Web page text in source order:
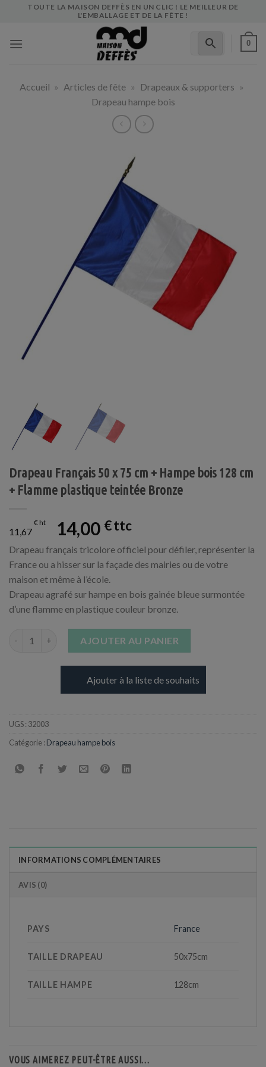
TOUTE LA MAISON DEFFÈS EN UN CLIC ! LE MEILLEUR DE
L'EMBALLAGE ET DE LA FÊTE !
0
Accueil » Articles de fête » Drapeaux & supporters »
Drapeau hampe bois
Drapeau Français 50 x 75 cm + Hampe bois 128 cm
+ Flamme plastique teintée Bronze
11,67
€ 14,00 €
Drapeau français tricolore officiel pour défiler, représenter la
France ou a hisser sur la façade des mairies ou de votre
maison et même à l’école.
Drapeau agrafé sur hampe en bois gainée bleue surmontée
d’une flamme en plastique couleur bronze.
AJOUTER AU PANIER
Ajouter à la liste de souhaits
UGS : 32003
Catégorie : Drapeau hampe bois
INFORMATIONS COMPLÉMENTAIRES
AVIS (0)
PAYS France
TAILLE DRAPEAU 50x75cm
TAILLE HAMPE 128cm
VOUS AIMEREZ PEUT-ÊTRE AUSSI…